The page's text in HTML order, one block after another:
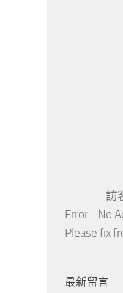
訪
Error - No
Please fix
最新留言